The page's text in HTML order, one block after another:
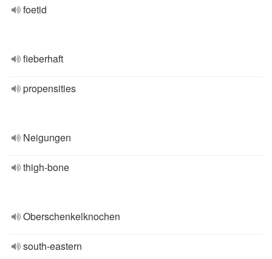
foetid
fieberhaft
propensities
Neigungen
thigh-bone
Oberschenkelknochen
south-eastern